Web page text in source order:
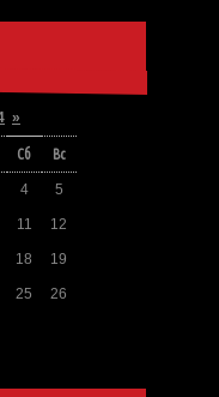
»
Сб Вс
4 5
11 12
18 19
25 26